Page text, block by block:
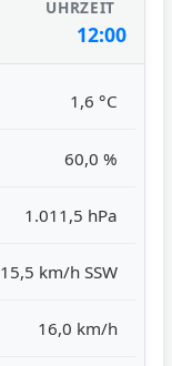
12:00
1,6 °C
60,0 %
1.011,5 hPa
15,5 km/h SSW
16,0 km/h